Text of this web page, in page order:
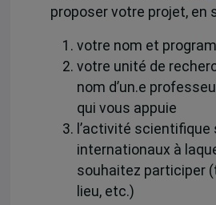
proposer votre projet, en
votre nom et
votre unité de
nom d’un.e
qui vous appuie
l’activité scientifique
internationaux à
souhaitez participer
lieu, etc.)